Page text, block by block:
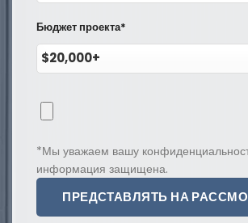
Бюджет проекта*
*Мы уважаем вашу
информация защищена.